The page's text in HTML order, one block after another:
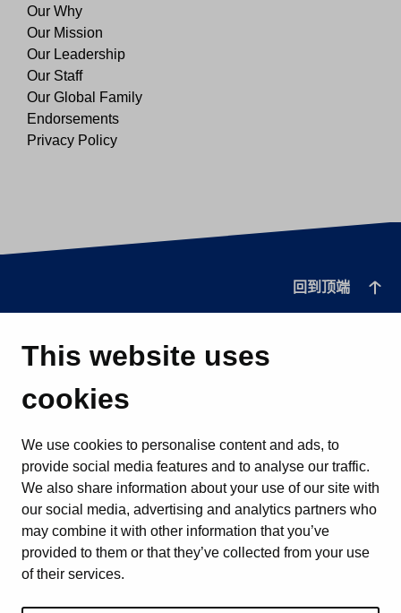
This website uses
cookies
We use cookies to personalise content and ads, to
provide social media features and to analyse our traffic.
We also share information about your use of our site with
our social media, advertising and analytics partners who
may combine it with other information that you’ve
provided to them or that they’ve collected from your use
of their services.
Our Why
Our Mission
Our Leadership
Our Staff
Our Global Family
Endorsements
Privacy Policy
回到顶端